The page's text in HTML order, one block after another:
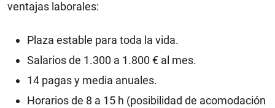
ventajas laborales:
Plaza estable para toda la vida.
Salarios de 1.300 a 1.800 € al mes.
14 pagas y media anuales.
Horarios de 8 a 15 h (posibilidad de acomodación